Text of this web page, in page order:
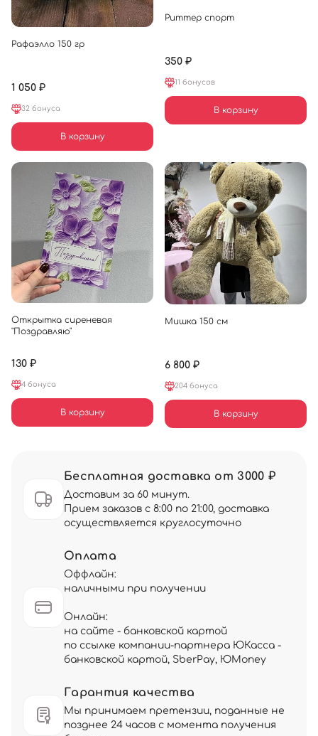
Рафаэлло 150 гр
1 050 ₽
32 бонуса
В корзину
Риттер спорт
350 ₽
11 бонусов
В корзину
Открытка сиреневая
"Поздравляю"
130 ₽
4 бонуса
В корзину
Мишка 150 см
6 800 ₽
204 бонуса
В корзину
Бесплатная доставка от 3000 ₽
Доставим за 60 минут.
Прием заказов с 8:00 по 21:00, доставка
осуществляется круглосуточно
Оплата
Оффлайн:
наличными при получении
Онлайн:
на сайте - банковской картой
по ссылке компании-партнера ЮКасса -
банковской картой, SberPay, ЮMoney
Гарантия качества
Мы принимаем претензии, поданные не
позднее 24 часов с момента получения